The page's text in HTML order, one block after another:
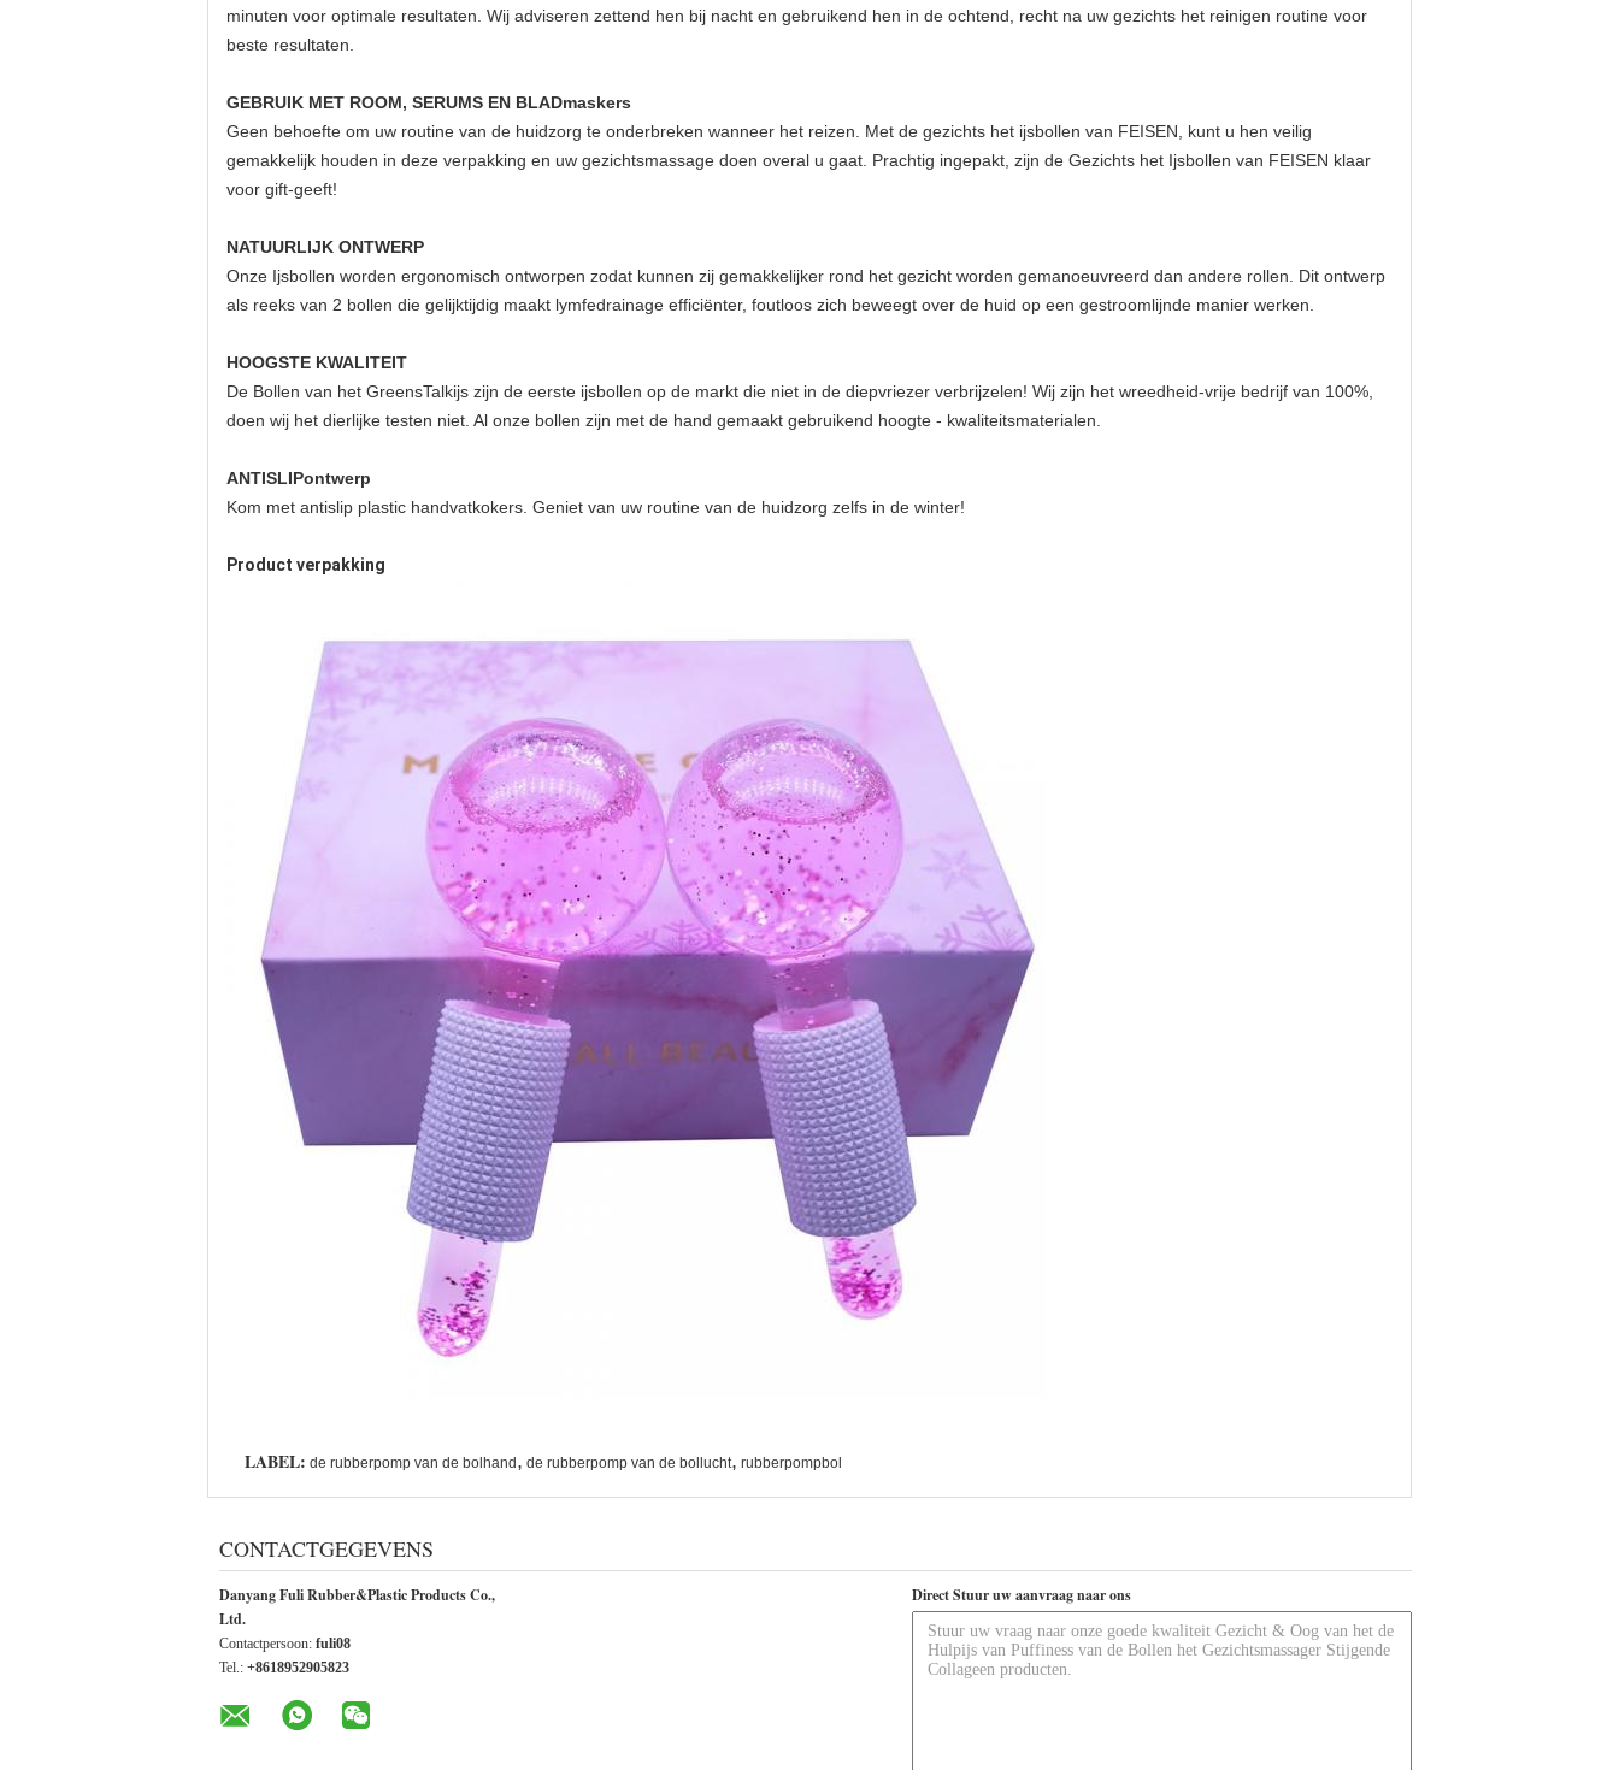
minuten voor optimale resultaten. Wij adviseren zettend hen bij nacht en gebruikend hen in de ochtend, recht na uw gezichts het reinigen routine voor
beste resultaten
GEBRUIK MET ROOM, SERUMS EN BLADmaskers
Geen behoefte om uw routine van de huidzorg te onderbreken wanneer het reizen. Met de gezichts het ijsbollen van FEISEN, kunt u hen veilig
gemakkelijk houden in deze verpakking en uw gezichtsmassage doen overal u gaat. Prachtig ingepakt, zijn de Gezichts het Ijsbollen van FEISEN klaar
voor gift-geeft!
NATUURLIJK ONTWERP
Onze Ijsbollen worden ergonomisch ontworpen zodat kunnen zij gemakkelijker rond het gezicht worden gemanoeuvreerd dan andere rollen. Dit ontwerp
als reeks van 2 bollen die gelijktijdig maakt lymfedrainage efficiënter, foutloos zich beweegt over de huid op een gestroomlijnde manier werken.
HOOGSTE KWALITEIT
De Bollen van het GreensTalkijs zijn de eerste ijsbollen op de markt die niet in de diepvriezer verbrijzelen! Wij zijn het wreedheid-vrije bedrijf van 100%,
doen wij het dierlijke testen niet. Al onze bollen zijn met de hand gemaakt gebruikend hoogte - kwaliteitsmaterialen.
ANTISLIPontwerp
Kom met antislip plastic handvatkokers. Geniet van uw routine van de huidzorg zelfs in de winter!
Product verpakking
LABEL: de rubberpomp van de bolhand , de rubberpomp van de bollucht, rubberpompbol
CONTACTGEGEVENS
Danyang Fuli Rubber&Plastic Products Co.,
Ltd.
Contactpersoon: fuli08
Tel.: +8618952905823
Direct Stuur uw aanvraag naar ons